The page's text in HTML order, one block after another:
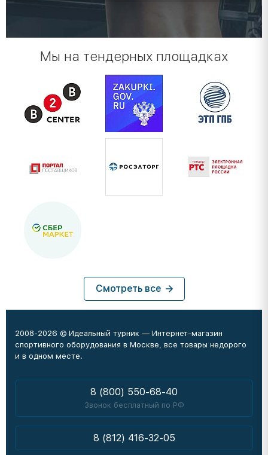
Мы на тендерных площадках
Смотреть все
2008-2026 © Идеальный турник — Интернет-магазин
спортивного оборудования в Москве, все товары недорого
и в одном месте.
8 (800) 550-68-40
Звонок бесплатный по РФ
8 (812) 416-32-05